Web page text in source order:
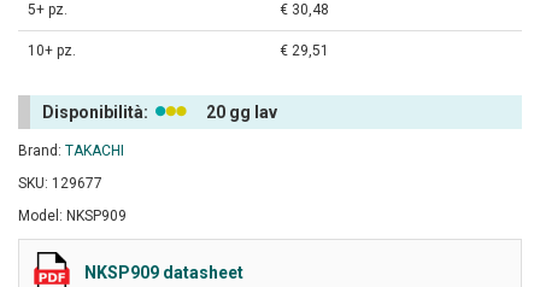
5+ pz. € 30,48
10+ pz. € 29,51
Disponibilità: 20 gg lav
Brand: TAKACHI
SKU: 129677
Model: NKSP909
NKSP909 datasheet